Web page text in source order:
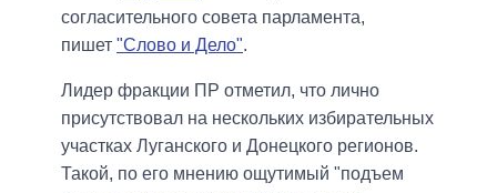
согласительного совета парламента,
пишет "Слово и Дело".
Лидер фракции ПР отметил, что лично
присутствовал на нескольких избирательных
участках Луганского и Донецкого регионов.
Такой, по его мнению ощутимый "подъем